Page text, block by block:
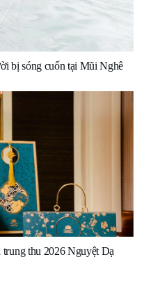
bị sóng cuốn tại Mũi Nghê
thu 2026 Nguyệt Dạ